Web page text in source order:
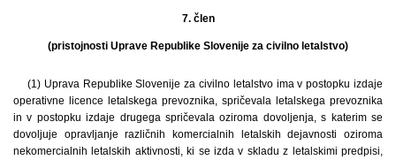
7. člen
(pristojnosti Uprave Republike Slovenije za civilno letalstvo)
(1) Uprava Republike Slovenije za civilno letalstvo ima v postopku izdaje
operativne licence letalskega prevoznika, spričevala letalskega prevoznika
in v postopku izdaje drugega spričevala oziroma dovoljenja, s katerim se
dovoljuje opravljanje različnih komercialnih letalskih dejavnosti oziroma
nekomercialnih letalskih aktivnosti, ki se izda v skladu z letalskimi predpisi,